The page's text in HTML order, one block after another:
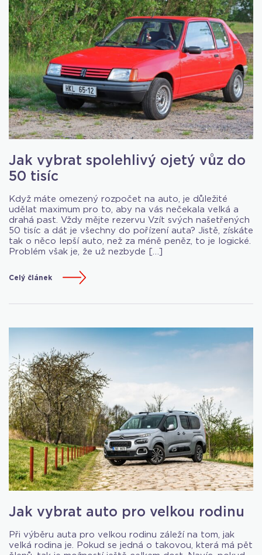
Jak vybrat spolehlivý ojetý vůz do
50 tisíc
Když máte omezený rozpočet na auto, je důležité
udělat maximum pro to, aby na vás nečekala velká a
drahá past. Vždy mějte rezervu Vzít svých našetřených
50 tisíc a dát je všechny do pořízení auta? Jistě, získáte
tak o něco lepší auto, než za méně peněz, to je logické.
Problém však je, že už nezbyde […]
Celý článek
Jak vybrat auto pro velkou rodinu
Při výběru auta pro velkou rodinu záleží na tom, jak
velká rodina je. Pokud se jedná o takovou, která má pět